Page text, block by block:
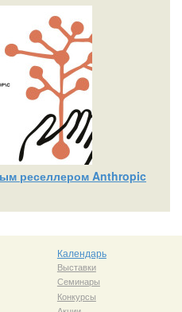
реселлером Anthropic
Календарь
Выставки
Семинары
Конкурсы